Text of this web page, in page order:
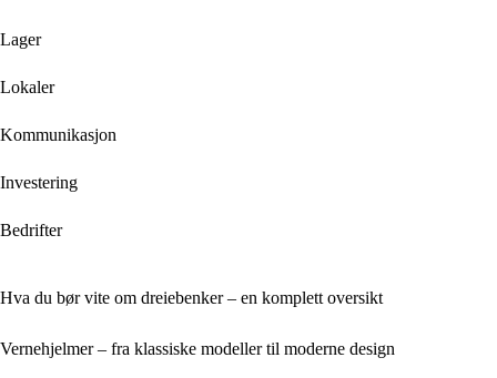
Lager
Lokaler
Kommunikasjon
Investering
Bedrifter
Hva du bør vite om dreiebenker – en komplett oversikt
Vernehjelmer – fra klassiske modeller til moderne design